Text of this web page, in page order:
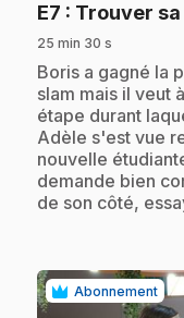
E7 : Trouver
25 min 30 s
.Boris a gagné la
slam mais il veut
étape durant
Adèle s'est vue
nouvelle
demande bien
de son côté,
Abonnement